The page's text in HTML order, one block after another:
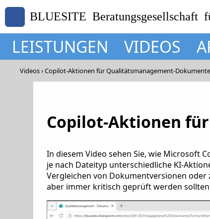
BLUESITE Beratungsgesellschaft
LEISTUNGEN VIDEOS
Videos Copilot-Aktionen für Qualitätsmanagement-
Copilot-Aktionen
In diesem Video sehen Sie, wie Microsoft
je nach Dateityp unterschiedliche KI-
Vergleichen von Dokumentversionen
aber immer kritisch geprüft werden